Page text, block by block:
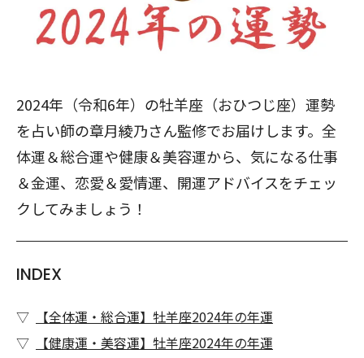
2024年（令和6年）の牡羊座（おひつじ座）運勢
を占い師の章月綾乃さん監修でお届けします。全
体運＆総合運や健康＆美容運から、気になる仕事
＆金運、恋愛＆愛情運、開運アドバイスをチェッ
クしてみましょう！
INDEX
【全体運・総合運】牡羊座2024年の年運
【健康運・美容運】牡羊座2024年の年運